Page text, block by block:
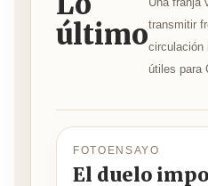
últimotransmitir
circulación
útiles para
FOTOENSAYO
El duelo